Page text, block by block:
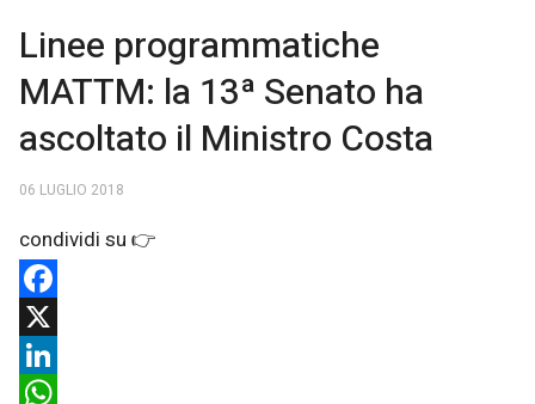
Linee programmatiche
MATTM: la 13ª Senato ha
ascoltato il Ministro Costa
06 LUGLIO 2018
Facebook
X
LinkedIn